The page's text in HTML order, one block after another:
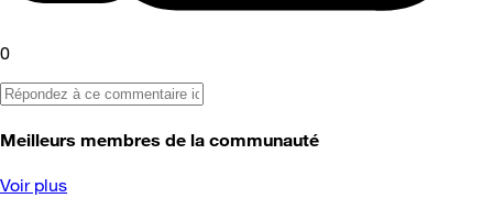
0
Meilleurs membres de la communauté
Voir plus